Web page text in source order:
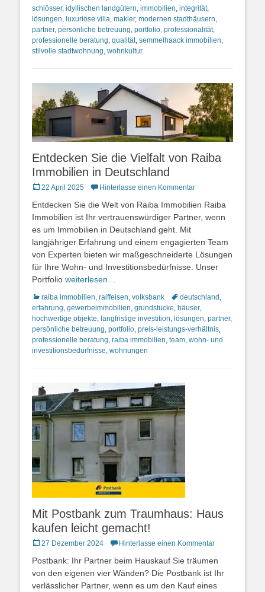
schlösser, idyllischen landgütern, immobilien, integrität,
lösungen, luxuriöse villa, makler, modernen stadthäusern,
partner, persönliche betreuung, portfolio, professionalität,
professionelle beratung, qualität, semmelhaack immobilien,
stilvolle stadtwohnung, wohnkultur
Entdecken Sie die Vielfalt von Raiba
Immobilien in Deutschland
Posted
22 April 2025 Hinterlasse einen Kommentar
Entdecken Sie die Welt von Raiba Immobilien Raiba
Immobilien ist Ihr vertrauenswürdiger Partner, wenn
es um Immobilien in Deutschland geht. Mit
langjähriger Erfahrung und einem engagierten Team
von Experten bieten wir maßgeschneiderte Lösungen
für Ihre Wohn- und Investitionsbedürfnisse. Unser
Portfolio weiterlesen…
Kategorien
raiba immobilien raiffeisen volksbank Schlagworte
deutschland
erfahrung gewerbeimmobilien grundstücke häuser,
hochwertige objekte langfristige investition lösungen partner,
persönliche betreuung portfolio preis-leistungs-verhältnis
professionelle beratung raiba immobilien team wohn- und
investitionsbedürfnisse wohnungen
Mit Postbank zum Traumhaus: Haus
kaufen leicht gemacht!
Posted
27 Dezember 2024 Hinterlasse einen Kommentar
Postbank: Ihr Partner beim Hauskauf Sie träumen
von den eigenen vier Wänden? Die Postbank ist Ihr
verlässlicher Partner, wenn es um den Kauf eines